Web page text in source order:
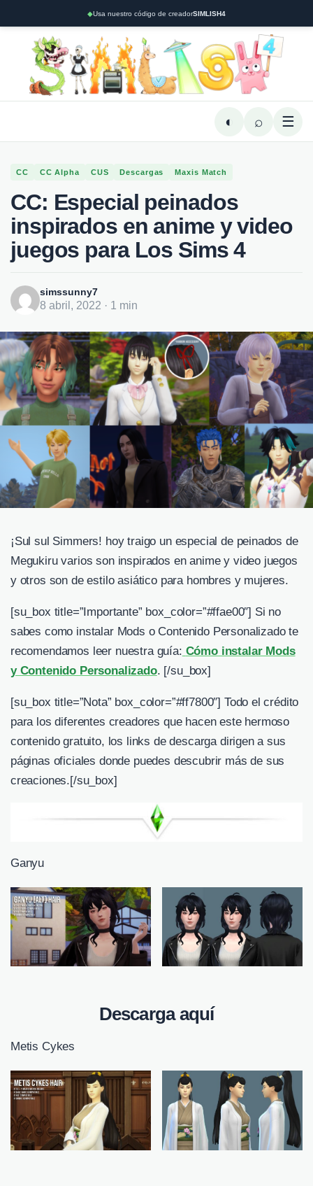
◆Usa nuestro código de creadorSIMLISH4
◐ ⌕ ☰
CC CC Alpha CUS Descargas Maxis Match
CC: Especial peinados
inspirados en anime y video
juegos para Los Sims 4
simssunny7
8 abril, 2022 · 1 min
¡Sul sul Simmers! hoy traigo un especial de peinados de
Megukiru varios son inspirados en anime y video juegos
y otros son de estilo asiático para hombres y mujeres.
[su_box title=”Importante” box_color=”#ffae00″] Si no
sabes como instalar Mods o Contenido Personalizado te
recomendamos leer nuestra guía: Cómo instalar Mods
y Contenido Personalizado. [/su_box]
[su_box title=”Nota” box_color=”#ff7800″] Todo el crédito
para los diferentes creadores que hacen este hermoso
contenido gratuito, los links de descarga dirigen a sus
páginas oficiales donde puedes descubrir más de sus
creaciones.[/su_box]
Ganyu
Descarga aquí
Metis Cykes